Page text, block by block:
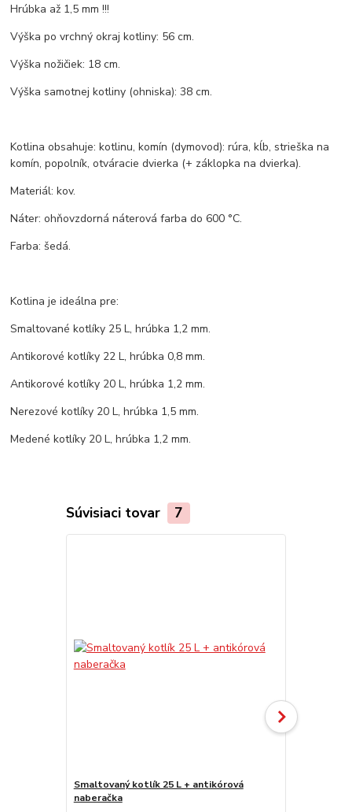
Hrúbka až 1,5 mm !!!
Výška po vrchný okraj kotliny: 56 cm.
Výška nožičiek: 18 cm.
Výška samotnej kotliny (ohniska): 38 cm.
Kotlina obsahuje: kotlinu, komín (dymovod): rúra, kĺb, strieška na
komín, popolník, otváracie dvierka (+ záklopka na dvierka).
Materiál: kov.
Náter: ohňovzdorná náterová farba do 600 °C.
Farba: šedá.
Kotlina je ideálna pre:
Smaltované kotlíky 25 L, hrúbka 1,2 mm.
Antikorové kotlíky 22 L, hrúbka 0,8 mm.
Antikorové kotlíky 20 L, hrúbka 1,2 mm.
Nerezové kotlíky 20 L, hrúbka 1,5 mm.
Medené kotlíky 20 L, hrúbka 1,2 mm.
Súvisiaci tovar 7
Smaltovaný kotlík 25 L + antikórová
naberačka